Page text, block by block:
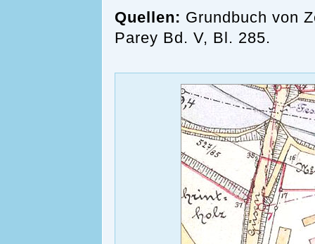
Quellen: Grundbuch von
Parey Bd. V, Bl. 285.